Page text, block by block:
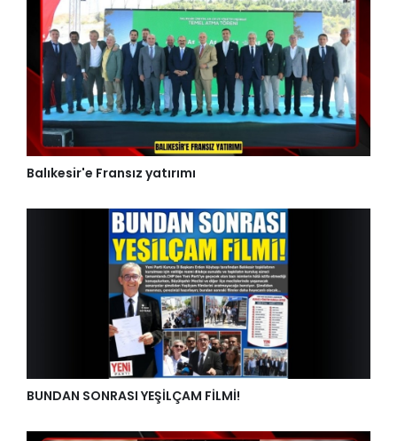
Balıkesir'e Fransız yatırımı
BUNDAN SONRASI YEŞİLÇAM FİLMİ!